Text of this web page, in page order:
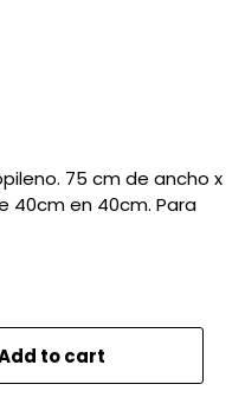
75 cm de ancho x
40cm en 40cm. Para
to cart